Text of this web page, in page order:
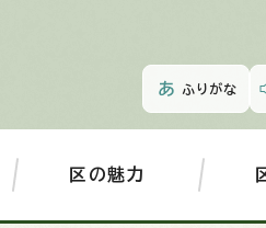
ふりがな
区の魅力